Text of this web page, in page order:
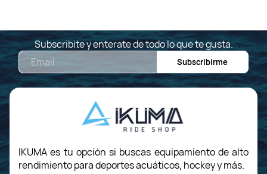
Subscribite y enterate de todo lo que te gusta.
Subscribirme
IKUMA es tu opción si buscas equipamiento de alto
rendimiento para deportes acuáticos, hockey y más.